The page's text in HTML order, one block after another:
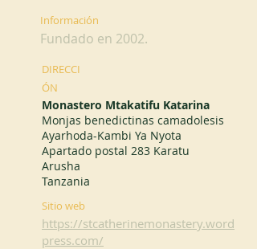
Información
Fundado en 2002.
DIRECCI
ÓN
Monastero Mtakatifu Katarina
Monjas benedictinas camadolesis
Ayarhoda-Kambi Ya Nyota
Apartado postal 283 Karatu
Arusha
Tanzania
Sitio web
https://stcatherinemonastery.word
press.com/